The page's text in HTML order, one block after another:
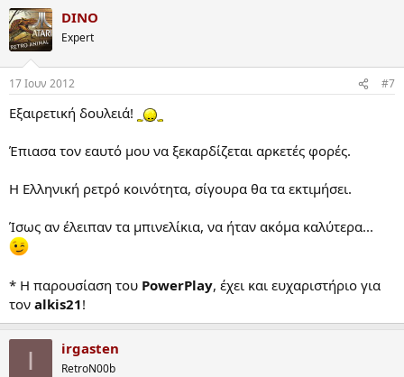
DINO
Expert
17 Ιουν 2012 #7
Εξαιρετική δουλειά!
Έπιασα τον εαυτό μου να ξεκαρδίζεται αρκετές φορές.
Η Ελληνική ρετρό κοινότητα, σίγουρα θα τα εκτιμήσει.
Ίσως αν έλειπαν τα μπινελίκια, να ήταν ακόμα καλύτερα...
* Η παρουσίαση του PowerPlay, έχει και ευχαριστήριο για
τον alkis21!
I irgasten
RetroN00b